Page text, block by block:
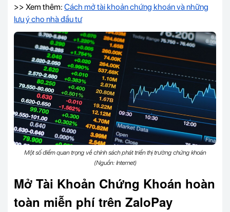
>> Xem thêm: Cách mở tài khoản chứng khoán và những
lưu ý cho nhà đầu tư
Một số điểm quan trọng về chính sách phát triển thị trường chứng khoán
(Nguồn: Internet)
Mở Tài Khoản Chứng Khoán hoàn
toàn miễn phí trên ZaloPay